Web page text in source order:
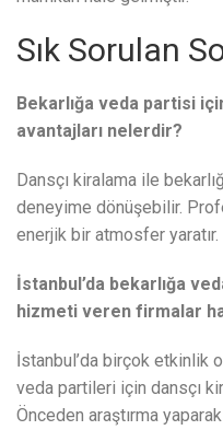
Sık Sorulan
Bekarlığa veda partisi
avantajları nelerdir?
Dansçı kiralama ile
deneyime dönüşebilir.
enerjik bir atmosfer yaratır.
İstanbul’da bekarlığa
hizmeti veren firmalar
İstanbul’da birçok etkinlik
veda partileri için dansçı
Önceden araştırma